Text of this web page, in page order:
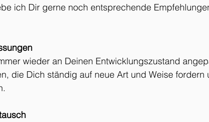
ich Dir gerne noch entsprechende
wieder an Deinen Entwicklungszustand
die Dich ständig auf neue Art und Weise fordern